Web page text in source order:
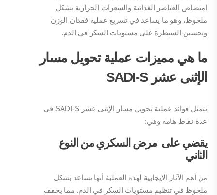
امتصاص العناصر الغذائية والسعرات الحرارية بشكل
ملحوظ، وهو ما يساعد في تسريع عملية فقدان الوزن
وتحسين السيطرة على مستويات السكر في الدم.
ما هي مميزات عملية تحويل مسار
الإثنى عشر SADI-S
تتمثل فوائد عملية تحويل مسار الإثنى عشر SADI-S في
عدة نقاط هامة وهي:
يقضي على مرض السكري من النوع
الثاني
من أهم الآثار الإيجابية لهذه العملية أنها تساعد بشكل
ملحوظ في تنظيم مستويات السكر في الدم. مما يخفف